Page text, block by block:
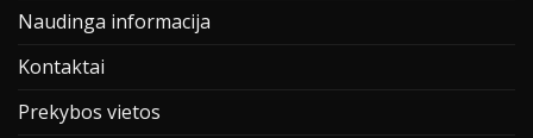
Naudinga informacija
Kontaktai
Prekybos vietos